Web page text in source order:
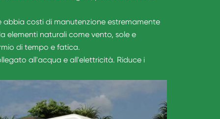
costi di manutenzione estremamente
elementi naturali come vento, sole e
di tempo e fatica.
all'acqua e all'elettricità. Riduce i